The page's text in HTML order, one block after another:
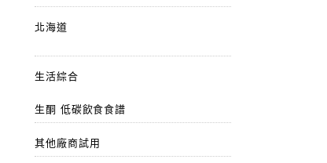
北海道
生活綜合
生酮 低碳飲食食譜
其他廠商試用